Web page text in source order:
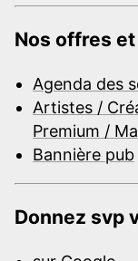
Nos offres
Agenda des
Artistes /
Premium /
Bannière pub
Donnez svp